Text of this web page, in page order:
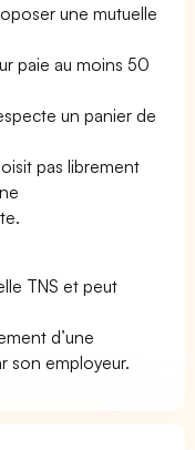
une mutuelle
paie au moins 50
un panier de
pas librement
TNS et peut
d’une
son employeur.